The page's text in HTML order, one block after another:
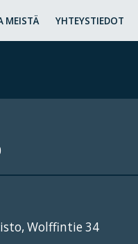
MEISTÄ YHTEYSTIEDOT
Wolffintie 34